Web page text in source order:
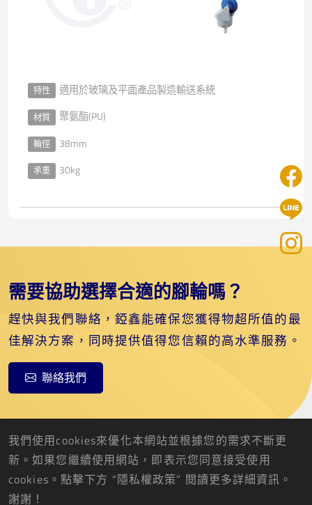
特性 適用於玻璃及平面產品製造輸送系統
材質 聚氨酯(PU)
輪徑 38mm
承重 30kg
需要協助選擇合適的腳輪嗎？
趕快與我們聯絡，錏鑫能確保您獲得物超所值的最
佳解決方案，同時提供值得您信賴的高水準服務。
聯絡我們
錏鑫企業股份有限公司
我們使用cookies來優化本網站並根據您的需求不斷更
新。如果您繼續使用網站，即表示您同意接受使用
cookies。點擊下方 “隱私權政策” 閱讀更多詳細資訊。
謝謝！